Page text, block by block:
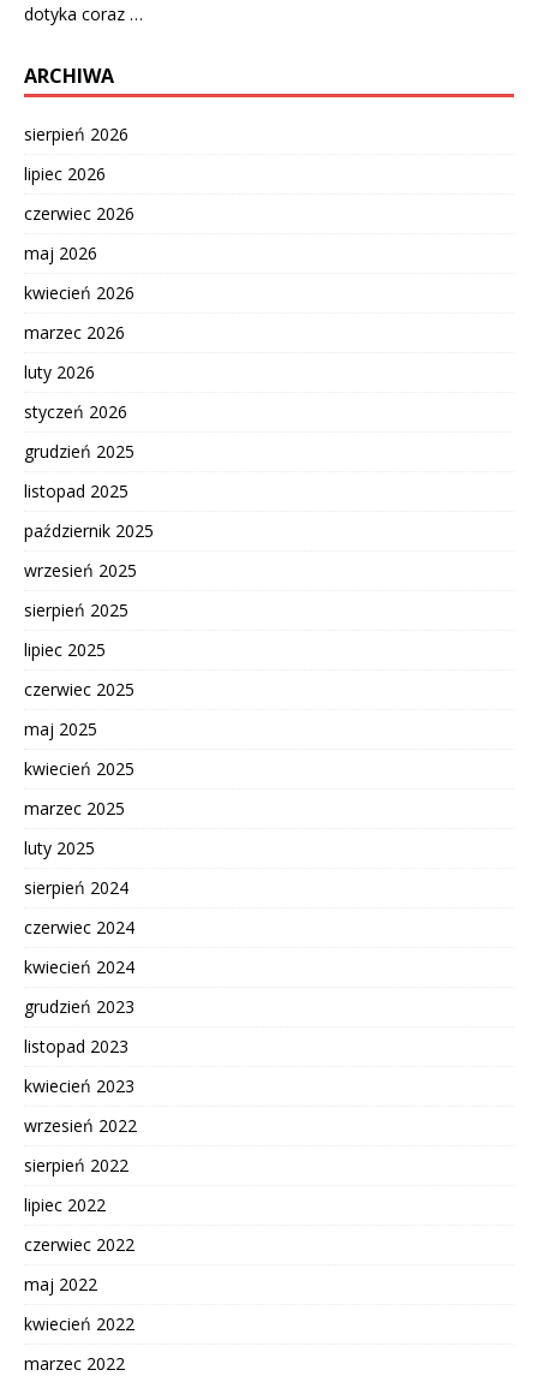
dotyka coraz …
ARCHIWA
sierpień 2026
lipiec 2026
czerwiec 2026
maj 2026
kwiecień 2026
marzec 2026
luty 2026
styczeń 2026
grudzień 2025
listopad 2025
październik 2025
wrzesień 2025
sierpień 2025
lipiec 2025
czerwiec 2025
maj 2025
kwiecień 2025
marzec 2025
luty 2025
sierpień 2024
czerwiec 2024
kwiecień 2024
grudzień 2023
listopad 2023
kwiecień 2023
wrzesień 2022
sierpień 2022
lipiec 2022
czerwiec 2022
maj 2022
kwiecień 2022
marzec 2022